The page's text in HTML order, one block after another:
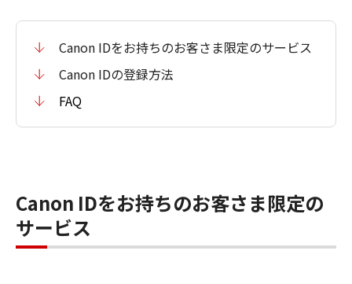
Canon IDをお持ちのお客さま限定のサービス
Canon IDの登録方法
FAQ
Canon IDをお持ちのお客さま限定の
サービス